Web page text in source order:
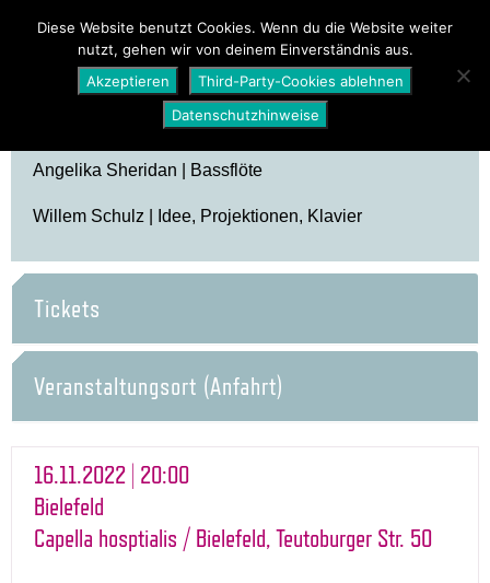
PROGRAMM ÜBER UNS NEWS
Angelika Sheridan | Bassflöte
Willem Schulz | Idee, Projektionen, Klavier
Tickets
Veranstaltungsort (Anfahrt)
16.11.2022 | 20:00
Bielefeld
Capella hosptialis / Bielefeld, Teutoburger Str. 50
Diese Website benutzt Cookies. Wenn du die Website weiter
nutzt, gehen wir von deinem Einverständnis aus.
Akzeptieren
Third-Party-Cookies ablehnen
Datenschutzhinweise